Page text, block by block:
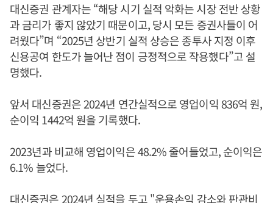
대신증권 관계자는 “해당 시기 실적 악화는 시장 전반 상황
과 금리가 좋지 않았기 때문이고, 당시 모든 증권사들이 어
려웠다”며 “2025년 상반기 실적 상승은 종투사 지정 이후
신용공여 한도가 늘어난 점이 긍정적으로 작용했다”고 설
명했다.
앞서 대신증권은 2024년 연간실적으로 영업이익 836억 원,
순이익 1442억 원을 기록했다.
2023년과 비교해 영업이익은 48.2% 줄어들었고, 순이익은
6.1% 늘었다.
대신증권은 2024년 실적을 두고 "운용손익 감소와 판관비